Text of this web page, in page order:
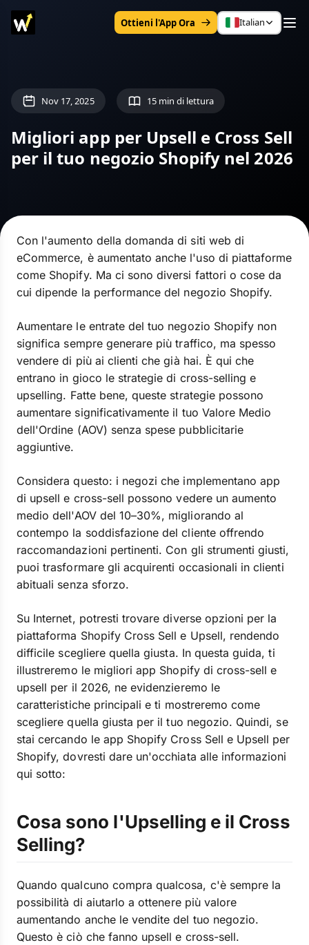
Ottieni l'App Ora Italian
Nov 17, 2025 15 min di lettura
Migliori app per Upsell e Cross Sell
per il tuo negozio Shopify nel 2026
Con l'aumento della domanda di siti web di
eCommerce, è aumentato anche l'uso di piattaforme
come Shopify. Ma ci sono diversi fattori o cose da
cui dipende la performance del negozio Shopify.
Aumentare le entrate del tuo negozio Shopify non
significa sempre generare più traffico, ma spesso
vendere di più ai clienti che già hai. È qui che
entrano in gioco le strategie di cross-selling e
upselling. Fatte bene, queste strategie possono
aumentare significativamente il tuo Valore Medio
dell'Ordine (AOV) senza spese pubblicitarie
aggiuntive.
Considera questo: i negozi che implementano app
di upsell e cross-sell possono vedere un aumento
medio dell'AOV del 10–30%, migliorando al
contempo la soddisfazione del cliente offrendo
raccomandazioni pertinenti. Con gli strumenti giusti,
puoi trasformare gli acquirenti occasionali in clienti
abituali senza sforzo.
Su Internet, potresti trovare diverse opzioni per la
piattaforma Shopify Cross Sell e Upsell, rendendo
difficile scegliere quella giusta. In questa guida, ti
illustreremo le migliori app Shopify di cross-sell e
upsell per il 2026, ne evidenzieremo le
caratteristiche principali e ti mostreremo come
scegliere quella giusta per il tuo negozio. Quindi, se
stai cercando le app Shopify Cross Sell e Upsell per
Shopify, dovresti dare un'occhiata alle informazioni
qui sotto:
Cosa sono l'Upselling e il Cross
Selling?
Quando qualcuno compra qualcosa, c'è sempre la
possibilità di aiutarlo a ottenere più valore
aumentando anche le vendite del tuo negozio.
Questo è ciò che fanno upsell e cross-sell.